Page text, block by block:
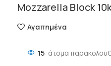
Mozzarella Block
Αγαπημένα
15 άτομα